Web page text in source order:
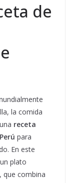
de
la comida
receta
para
En este
plato
que combina